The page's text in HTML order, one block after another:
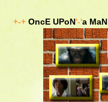
+-+OncE UPoN'-'a MaN